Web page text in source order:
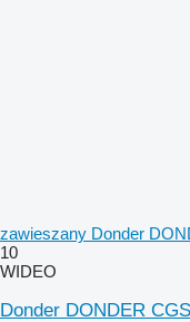
zawieszany Donder
10
WIDEO
Donder DONDER